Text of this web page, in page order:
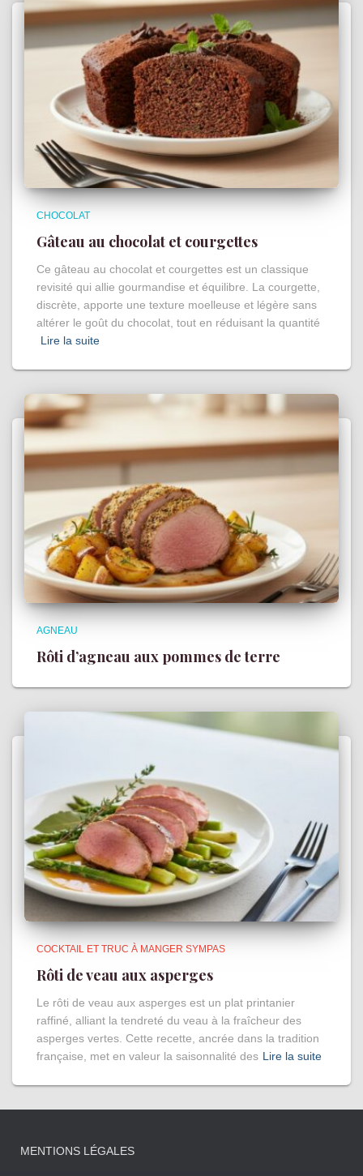
CHOCOLAT
Gâteau au chocolat et courgettes
Ce gâteau au chocolat et courgettes est un classique
revisité qui allie gourmandise et équilibre. La courgette,
discrète, apporte une texture moelleuse et légère sans
altérer le goût du chocolat, tout en réduisant la quantité
Lire la suite
AGNEAU
Rôti d’agneau aux pommes de terre
COCKTAIL ET TRUC À MANGER SYMPAS
Rôti de veau aux asperges
Le rôti de veau aux asperges est un plat printanier
raffiné, alliant la tendreté du veau à la fraîcheur des
asperges vertes. Cette recette, ancrée dans la tradition
française, met en valeur la saisonnalité des Lire la suite
MENTIONS LÉGALES